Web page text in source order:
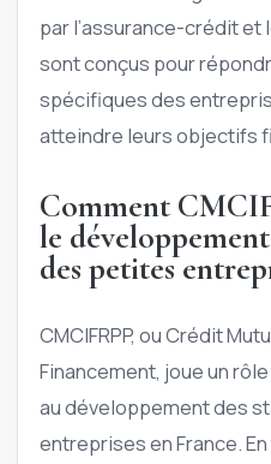
par l’assurance-crédit
sont conçus pour
spécifiques des
atteindre leurs objectifs
Comment
le
des petites
CMCIFRPP, ou Crédit
Financement, joue un
au développement des
entreprises en France.